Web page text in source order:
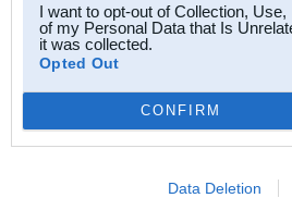
I want to opt-out of Collection,
of my Personal Data that Is
it was collected.
Opted Out
CONFIRM
Data Deletion